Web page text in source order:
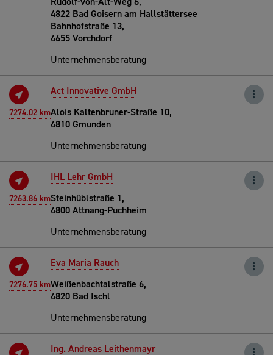
4822 Bad Goisern am Hallstättersee
Bahnhofstraße 13,
4655 Vorchdorf
Unternehmensberatung
7274.02 km
Act Innovative GmbH
Alois Kaltenbruner-Straße 10,
4810 Gmunden
Unternehmensberatung
7263.86 km
IHL Lehr GmbH
Steinhüblstraße 1,
4800 Attnang-Puchheim
Unternehmensberatung
7276.75 km
Eva Maria Rauch
Weißenbachtalstraße 6,
4820 Bad Ischl
Unternehmensberatung
Ing. Andreas Leithenmayr